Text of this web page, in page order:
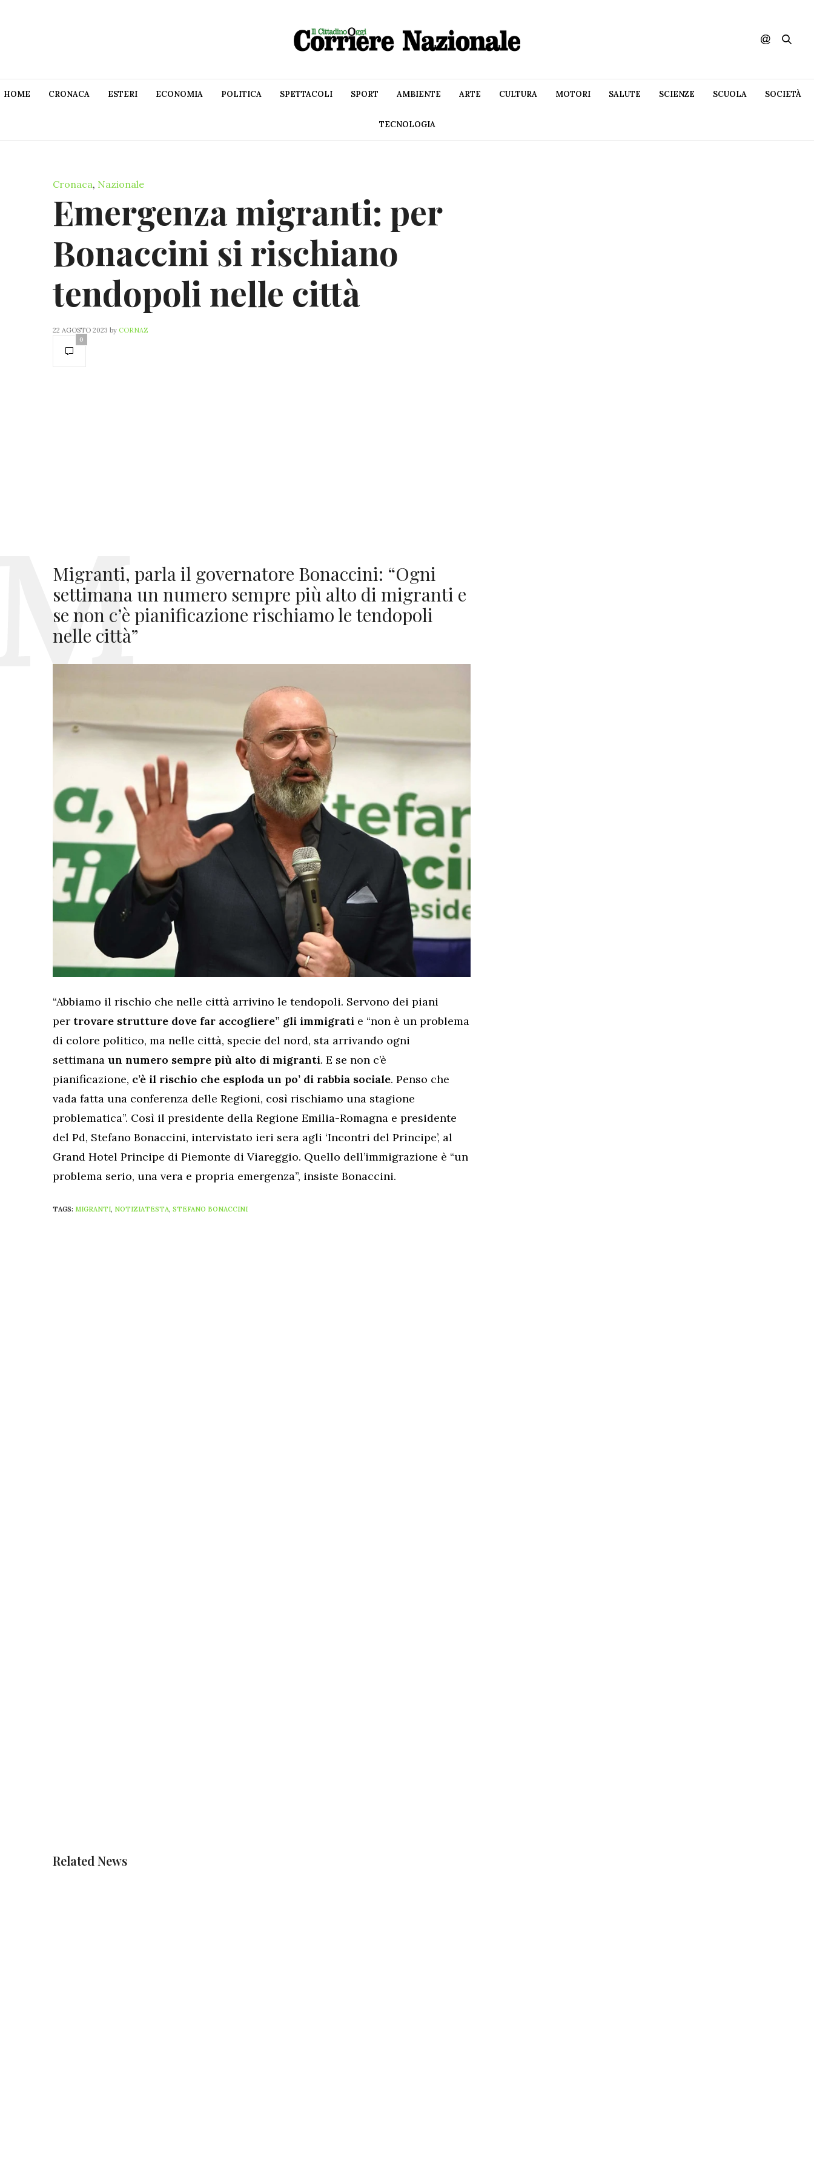
HOME CRONACA ESTERI ECONOMIA POLITICA SPETTACOLI SPORT AMBIENTE ARTE CULTURA MOTORI SALUTE SCIENZE SCUOLA SOCIETÀ
TECNOLOGIA
Cronaca, Nazionale
Emergenza migranti: per
Bonaccini si rischiano
tendopoli nelle città
22 AGOSTO 2023 by CORNAZ
0
Migranti, parla il governatore Bonaccini: “Ogni
settimana un numero sempre più alto di migranti e
se non c’è pianificazione rischiamo le tendopoli
nelle città”
“Abbiamo il rischio che nelle città arrivino le tendopoli. Servono dei piani
per trovare strutture dove far accogliere” gli immigrati e “non è un problema
di colore politico, ma nelle città, specie del nord, sta arrivando ogni
settimana un numero sempre più alto di migranti. E se non c’è
pianificazione, c’è il rischio che esploda un po’ di rabbia sociale. Penso che
vada fatta una conferenza delle Regioni, così rischiamo una stagione
problematica”. Così il presidente della Regione Emilia-Romagna e presidente
del Pd, Stefano Bonaccini, intervistato ieri sera agli ‘Incontri del Principe’, al
Grand Hotel Principe di Piemonte di Viareggio. Quello dell’immigrazione è “un
problema serio, una vera e propria emergenza”, insiste Bonaccini.
TAGS: MIGRANTI, NOTIZIATESTA, STEFANO BONACCINI
Related News